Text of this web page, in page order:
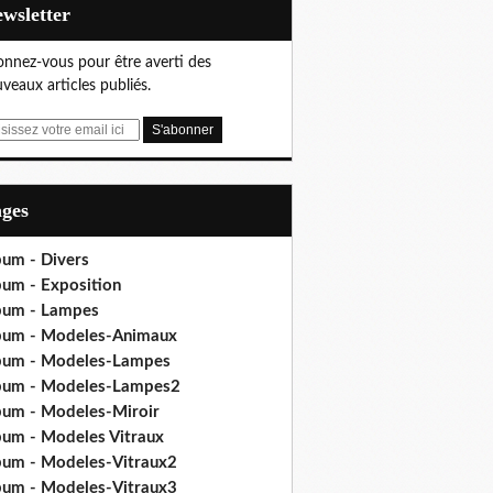
vous pour être averti des
articles publiés.
- Divers
- Exposition
- Lampes
- Modeles-Animaux
- Modeles-Lampes
- Modeles-Lampes2
- Modeles-Miroir
- Modeles Vitraux
- Modeles-Vitraux2
- Modeles-Vitraux3